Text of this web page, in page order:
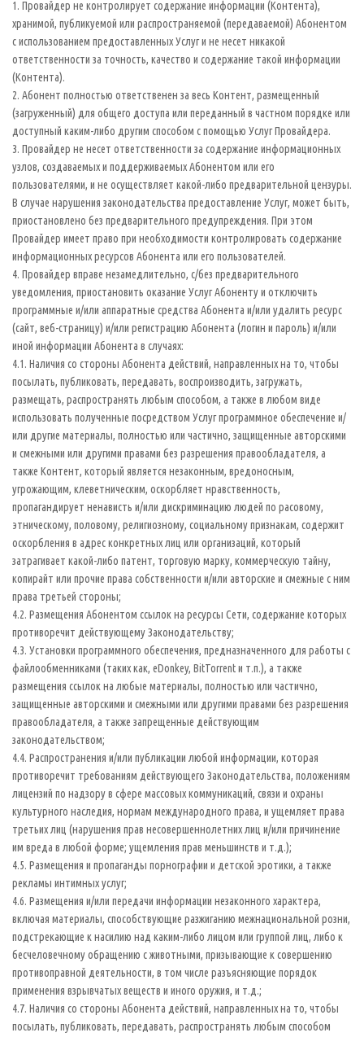
1. Провайдер не контролирует содержание информации (Контента),
хранимой, публикуемой или распространяемой (передаваемой) Абонентом
с использованием предоставленных Услуг и не несет никакой
ответственности за точность, качество и содержание такой информации
(Контента).
2. Абонент полностью ответственен за весь Контент, размещенный
(загруженный) для общего доступа или переданный в частном порядке или
доступный каким-либо другим способом с помощью Услуг Провайдера.
3. Провайдер не несет ответственности за содержание информационных
узлов, создаваемых и поддерживаемых Абонентом или его
пользователями, и не осуществляет какой-либо предварительной цензуры.
В случае нарушения законодательства предоставление Услуг, может быть,
приостановлено без предварительного предупреждения. При этом
Провайдер имеет право при необходимости контролировать содержание
информационных ресурсов Абонента или его пользователей.
4. Провайдер вправе незамедлительно, с/без предварительного
уведомления, приостановить оказание Услуг Абоненту и отключить
программные и/или аппаратные средства Абонента и/или удалить ресурс
(сайт, веб-страницу) и/или регистрацию Абонента (логин и пароль) и/или
иной информации Абонента в случаях:
4.1. Наличия со стороны Абонента действий, направленных на то, чтобы
посылать, публиковать, передавать, воспроизводить, загружать,
размещать, распространять любым способом, а также в любом виде
использовать полученные посредством Услуг программное обеспечение и/
или другие материалы, полностью или частично, защищенные авторскими
и смежными или другими правами без разрешения правообладателя, а
также Контент, который является незаконным, вредоносным,
угрожающим, клеветническим, оскорбляет нравственность,
пропагандирует ненависть и/или дискриминацию людей по расовому,
этническому, половому, религиозному, социальному признакам, содержит
оскорбления в адрес конкретных лиц или организаций, который
затрагивает какой-либо патент, торговую марку, коммерческую тайну,
копирайт или прочие права собственности и/или авторские и смежные с ним
права третьей стороны;
4.2. Размещения Абонентом ссылок на ресурсы Сети, содержание которых
противоречит действующему Законодательству;
4.3. Установки программного обеспечения, предназначенного для работы с
файлообменниками (таких как, eDonkey, BitTorrent и т.п.), а также
размещения ссылок на любые материалы, полностью или частично,
защищенные авторскими и смежными или другими правами без разрешения
правообладателя, а также запрещенные действующим
законодательством;
4.4. Распространения и/или публикации любой информации, которая
противоречит требованиям действующего Законодательства, положениям
лицензий по надзору в сфере массовых коммуникаций, связи и охраны
культурного наследия, нормам международного права, и ущемляет права
третьих лиц (нарушения прав несовершеннолетних лиц и/или причинение
им вреда в любой форме; ущемления прав меньшинств и т.д.);
4.5. Размещения и пропаганды порнографии и детской эротики, а также
рекламы интимных услуг;
4.6. Размещения и/или передачи информации незаконного характера,
включая материалы, способствующие разжиганию межнациональной розни,
подстрекающие к насилию над каким-либо лицом или группой лиц, либо к
бесчеловечному обращению с животными, призывающие к совершению
противоправной деятельности, в том числе разъясняющие порядок
применения взрывчатых веществ и иного оружия, и т.д.;
4.7. Наличия со стороны Абонента действий, направленных на то, чтобы
посылать, публиковать, передавать, распространять любым способом